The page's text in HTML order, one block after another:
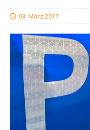
03. März 2017